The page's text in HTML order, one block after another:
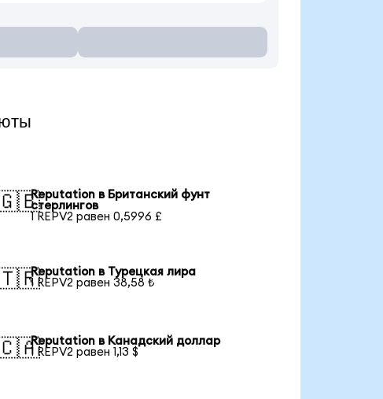
Reputation в Британский фунт
стерлингов
1 REPV2 равен 0,5996 £
Reputation в Турецкая лира
1 REPV2 равен 38,58 ₺
Reputation в Канадский доллар
1 REPV2 равен 1,13 $